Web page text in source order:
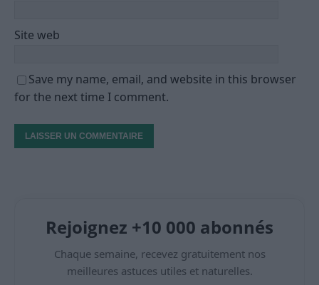
Site web
Save my name, email, and website in this browser
for the next time I comment.
Rejoignez +10 000 abonnés
Chaque semaine, recevez gratuitement nos
meilleures astuces utiles et naturelles.